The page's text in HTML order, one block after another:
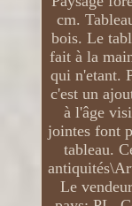
cm.
bois. Le
fait à la
qui n'etant.
c'est un
à l'âge
jointes font
tableau.
Le